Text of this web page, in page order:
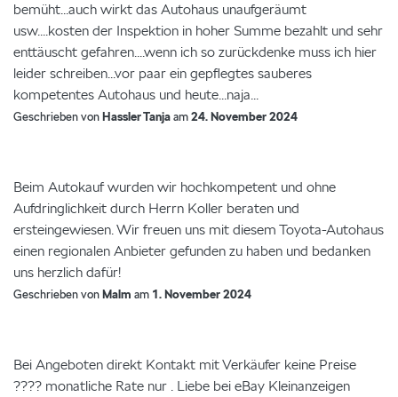
bemüht...auch wirkt das Autohaus unaufgeräumt
usw....kosten der Inspektion in hoher Summe bezahlt und sehr
enttäuscht gefahren....wenn ich so zurückdenke muss ich hier
leider schreiben...vor paar ein gepflegtes sauberes
kompetentes Autohaus und heute...naja...
Geschrieben vonHassler Tanjaam24. November 2024
Beim Autokauf wurden wir hochkompetent und ohne
Aufdringlichkeit durch Herrn Koller beraten und
ersteingewiesen. Wir freuen uns mit diesem Toyota-Autohaus
einen regionalen Anbieter gefunden zu haben und bedanken
uns herzlich dafür!
Geschrieben vonMalm am 1. November 2024
Bei Angeboten direkt Kontakt mit Verkäufer keine Preise
???? monatliche Rate nur . Liebe bei eBay Kleinanzeigen